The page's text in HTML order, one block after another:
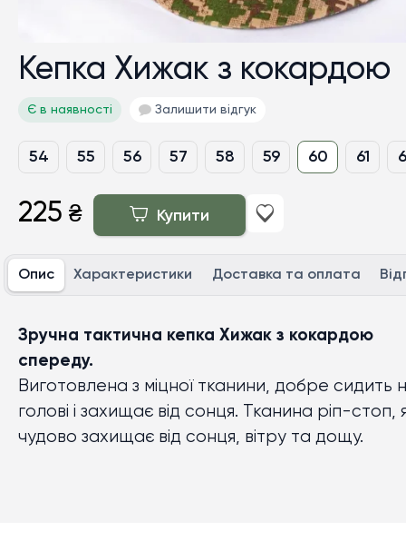
Кепка Хижак з кокардою
Є в наявності Залишити відгук
54 55 56 57 58 59 60 61
225 ₴ Купити
Опис Характеристики Доставка та оплата
Зручна тактична кепка Хижак з кокардою
спереду.
Виготовлена з міцної тканини, добре сидить
голові і захищає від сонця. Тканина ріп-стоп,
чудово захищає від сонця, вітру та дощу.